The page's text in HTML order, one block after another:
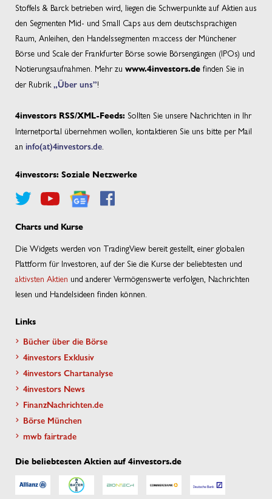
Stoffels & Barck betrieben wird, liegen die Schwerpunkte auf Aktien aus
den Segmenten Mid- und Small Caps aus dem deutschsprachigen
Raum, Anleihen, den Handelssegmenten m:access der Münchener
Börse und Scale der Frankfurter Börse sowie Börsengängen (IPOs) und
Notierungsaufnahmen. Mehr zu www.4investors.de finden Sie in
der Rubrik „Über uns”!
4investors RSS/XML-Feeds: Sollten Sie unsere Nachrichten in Ihr
Internetportal übernehmen wollen, kontaktieren Sie uns bitte per Mail
an info(at)4investors.de
4investors: Soziale Netzwerke
Charts und Kurse
Die Widgets werden von TradingView bereit gestellt, einer globalen
Plattform für Investoren, auf der Sie die Kurse der beliebtesten und
aktivsten Aktien und anderer Vermögenswerte verfolgen, Nachrichten
lesen und Handelsideen finden können.
Links
Bücher über die Börse
4investors Exklusiv
4investors Chartanalyse
4investors News
FinanzNachrichten.de
Börse München
mwb fairtrade
Die beliebtesten Aktien auf 4investors.de